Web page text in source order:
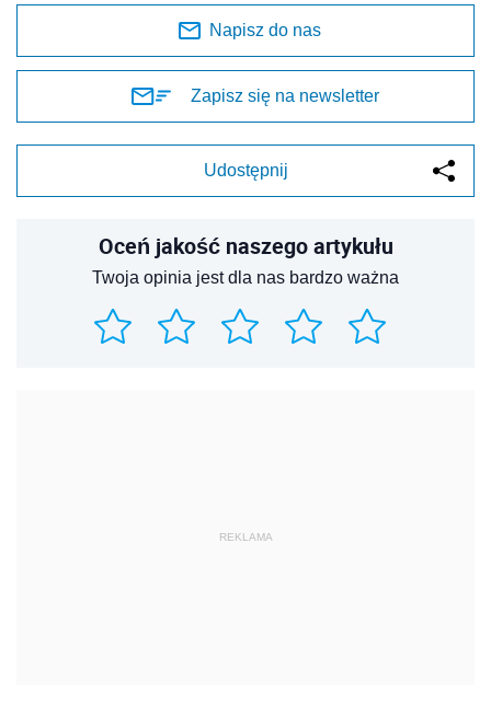
Napisz do nas
Zapisz się na newsletter
Udostępnij
Oceń jakość naszego artykułu
Twoja opinia jest dla nas bardzo ważna
REKLAMA